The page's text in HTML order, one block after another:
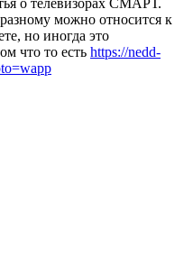
о телевизорах СМАРТ.
можно относится к
но иногда это
что то есть https://nedd-